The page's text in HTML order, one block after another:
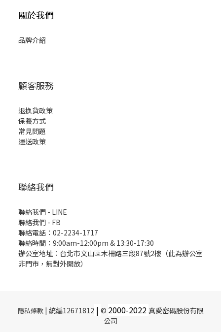
關於我們
品牌介紹
顧客服務
退換貨政策
保養方式
常見問題
運送政策
聯絡我們
聯絡我們 - LINE
聯絡我們 - FB
聯絡電話：02-2234-1717
聯絡時間：9:00am-12:00pm & 13:30-17:30
辦公室地址：台北市文山區木柵路三段87號2樓（此為辦公室
非門市，無對外開放）
隱私條款| 統編12671812 | © 2000-2022 真愛密碼股份有限
公司